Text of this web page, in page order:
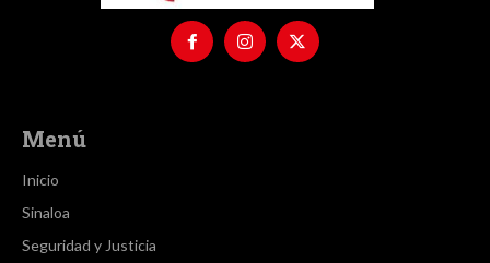
Menú
Inicio
Sinaloa
Seguridad y Justicia